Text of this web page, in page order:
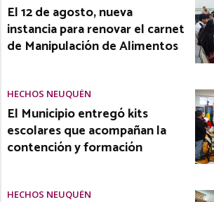
El 12 de agosto, nueva
instancia para renovar el carnet
de Manipulación de Alimentos
HECHOS NEUQUÉN
El Municipio entregó kits
escolares que acompañan la
contención y formación
HECHOS NEUQUÉN